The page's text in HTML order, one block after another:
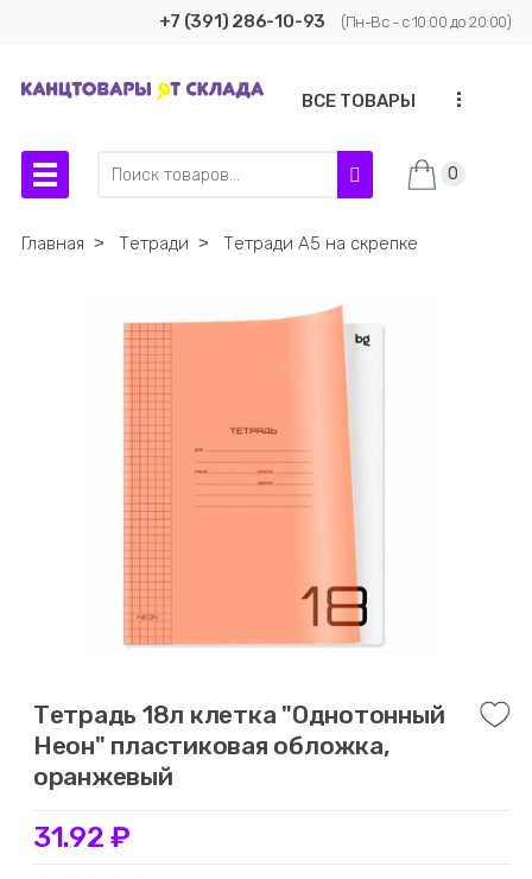
+7 (391) 286-10-93 (Пн-Вс - с 10:00 до 20:00)
ВСЕ ТОВАРЫ ...
0
Главная ˃ Тетради ˃ Тетради А5 на скрепке
Тетрадь 18л клетка "Однотонный
Неон" пластиковая обложка,
оранжевый
31.92 ₽